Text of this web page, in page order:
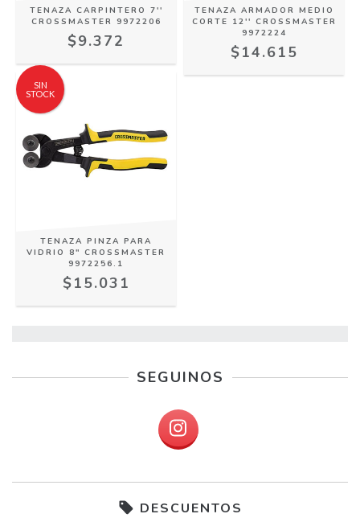
TENAZA CARPINTERO 7''
CROSSMASTER 9972206
$9.372
TENAZA ARMADOR MEDIO
CORTE 12'' CROSSMASTER
9972224
$14.615
SIN
STOCK
TENAZA PINZA PARA
VIDRIO 8" CROSSMASTER
9972256.1
$15.031
SEGUINOS
DESCUENTOS